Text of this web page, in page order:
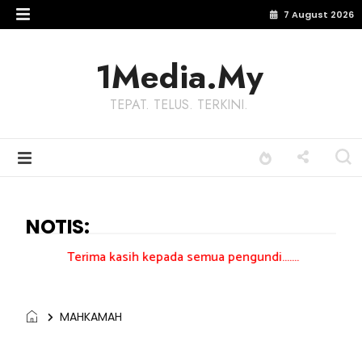
7 August 2026
1Media.My
TEPAT. TELUS. TERKINI.
NOTIS:
kasih kepada semua pengundi.......
MAHKAMAH